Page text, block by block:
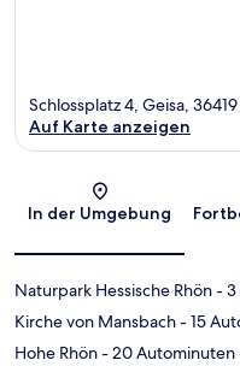
Schlossplatz 4, Geisa, 36419
Auf Karte anzeigen
In der Umgebung
Naturpark Hessische Rhön- 3
Kirche von Mansbach- 15
Hohe Rhön- 20 Autominuten